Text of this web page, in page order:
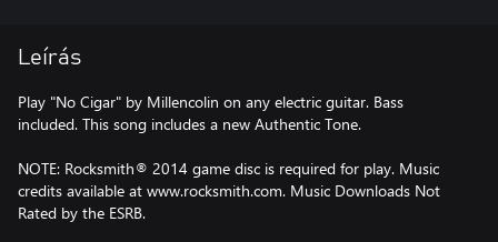
Leírás
Play "No Cigar" by Millencolin on any electric guitar. Bass
included. This song includes a new Authentic Tone.
NOTE: Rocksmith® 2014 game disc is required for play. Music
credits available at www.rocksmith.com. Music Downloads Not
Rated by the ESRB.